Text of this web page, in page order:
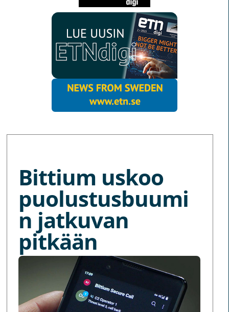
Bittium uskoo
puolustusbuumi
n jatkuvan
pitkään